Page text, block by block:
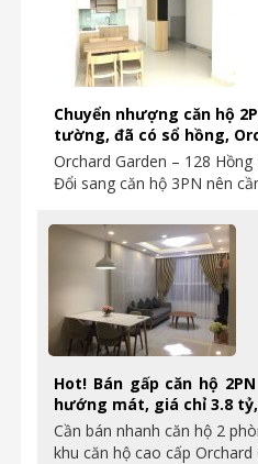
Chuyển nhượng căn hộ
tường, đã có sổ hồng,
Orchard Garden – 128 Hồng
Đổi sang căn hộ 3PN nên
Hot! Bán gấp căn hộ
hướng mát, giá chỉ 3.8
Cần bán nhanh căn hộ 2
khu căn hộ cao cấp